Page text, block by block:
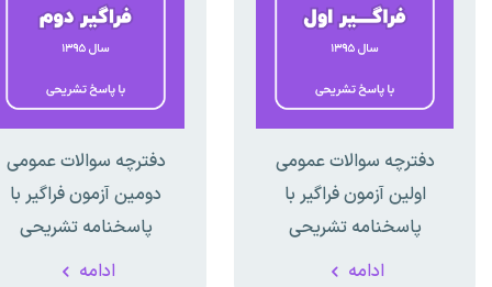
دفترچه سوالات عمومی
اولین آزمون فراگیر با
پاسخنامه تشریحی
ادامه
دفترچه سوالات عمومی
دومین آزمون فراگیر با
پاسخنامه تشریحی
ادامه